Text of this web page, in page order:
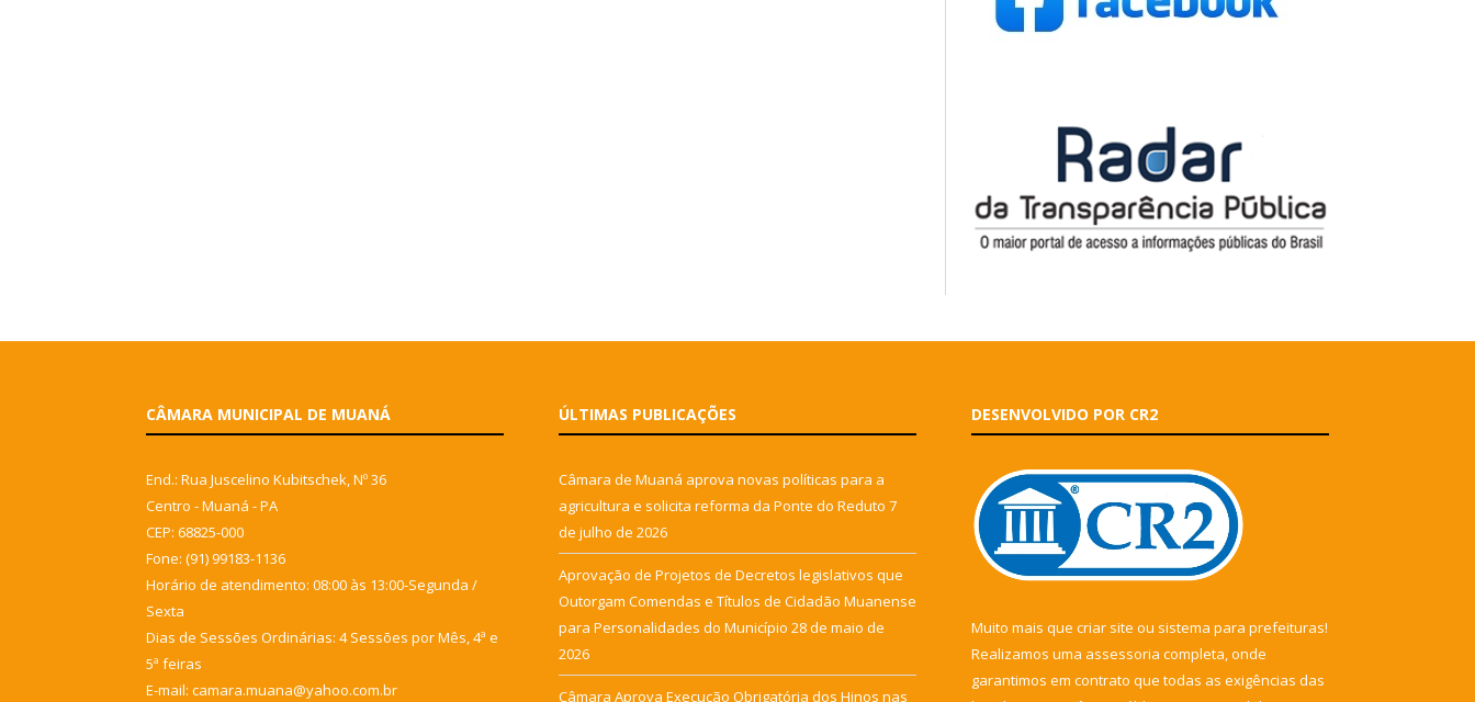
CÂMARA MUNICIPAL DE MUANÁ
End.: Rua Juscelino Kubitschek, Nº 36
Centro - Muaná - PA
CEP: 68825-000
Fone: (91) 99183-1136
Horário de atendimento: 08:00 às 13:00-Segunda /
Sexta
Dias de Sessões Ordinárias: 4 Sessões por Mês, 4ª e
5ª feiras
E-mail: camara.muana@yahoo.com.br
ÚLTIMAS PUBLICAÇÕES
Câmara de Muaná aprova novas políticas para a
agricultura e solicita reforma da Ponte do Reduto 7
de julho de 2026
Aprovação de Projetos de Decretos legislativos que
Outorgam Comendas e Títulos de Cidadão Muanense
para Personalidades do Município 28 de maio de
2026
Câmara Aprova Execução Obrigatória dos Hinos nas
DESENVOLVIDO POR CR2
Muito mais que criar site ou sistema para prefeituras!
Realizamos uma assessoria completa, onde
garantimos em contrato que todas as exigências das